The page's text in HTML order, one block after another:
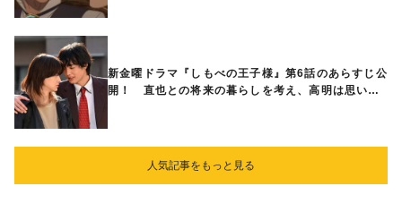
新金曜ドラマ『しもべの王子様』第6話のあらすじ公
開！ 直也との将来の暮らしを考え、高明は思い切
人気記事をもっと見る